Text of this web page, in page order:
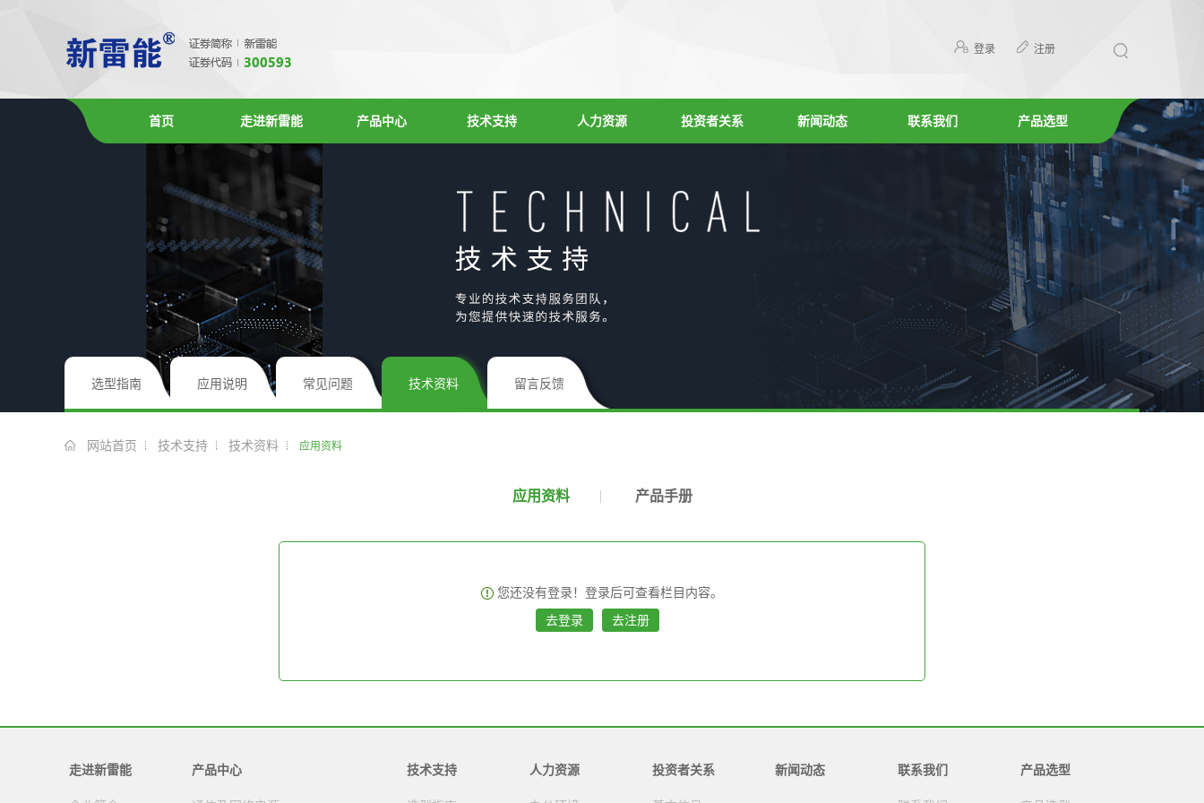
登录 注册
首页 走进新雷能 产品中心 技术支持 人力资源 投资者关系 新闻动态 联系我们 产品选型
选型指南 应用说明 常见问题 技术资料 留言反馈
网站首页 技术支持 技术资料 应用资料
应用资料 产品手册
您还没有登录！登录后可查看栏目内容。
去登录
去注册
走进新雷能 产品中心 技术支持 人力资源 投资者关系 新闻动态 联系我们 产品选型